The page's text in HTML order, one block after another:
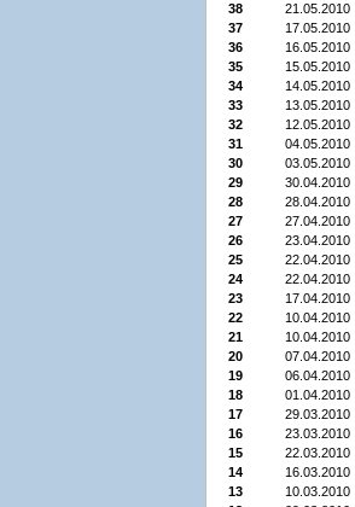
38
21.05.2010
37
17.05.2010
36
16.05.2010
35
15.05.2010
34
14.05.2010
33
13.05.2010
32
12.05.2010
31
04.05.2010
30
03.05.2010
29
30.04.2010
28
28.04.2010
27
27.04.2010
26
23.04.2010
25
22.04.2010
24
22.04.2010
23
17.04.2010
22
10.04.2010
21
10.04.2010
20
07.04.2010
19
06.04.2010
18
01.04.2010
17
29.03.2010
16
23.03.2010
15
22.03.2010
14
16.03.2010
13
10.03.2010